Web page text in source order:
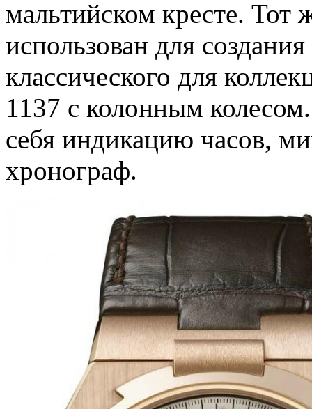
мальтийском кресте. Тот
использован для
классического для
1137 с колонным
себя индикацию часов,
хронограф.